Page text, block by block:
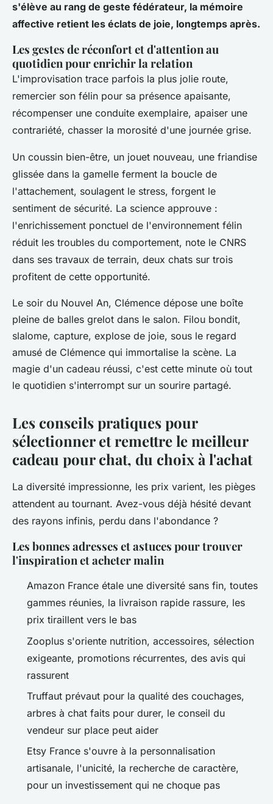
s'élève au rang de geste fédérateur, la mémoire
affective retient les éclats de joie, longtemps après.
Les gestes de réconfort et d'attention au
quotidien pour enrichir la relation
L'improvisation trace parfois la plus jolie route,
remercier son félin pour sa présence apaisante,
récompenser une conduite exemplaire, apaiser une
contrariété, chasser la morosité d'une journée grise.
Un coussin bien-être, un jouet nouveau, une friandise
glissée dans la gamelle ferment la boucle de
l'attachement, soulagent le stress, forgent le
sentiment de sécurité. La science approuve :
l'enrichissement ponctuel de l'environnement félin
réduit les troubles du comportement, note le CNRS
dans ses travaux de terrain, deux chats sur trois
profitent de cette opportunité.
Le soir du Nouvel An, Clémence dépose une boîte
pleine de balles grelot dans le salon. Filou bondit,
slalome, capture, explose de joie, sous le regard
amusé de Clémence qui immortalise la scène. La
magie d'un cadeau réussi, c'est cette minute où tout
le quotidien s'interrompt sur un sourire partagé.
Les conseils pratiques pour
sélectionner et remettre le meilleur
cadeau pour chat, du choix à l'achat
La diversité impressionne, les prix varient, les pièges
attendent au tournant. Avez-vous déjà hésité devant
des rayons infinis, perdu dans l'abondance ?
Les bonnes adresses et astuces pour trouver
l'inspiration et acheter malin
Amazon France étale une diversité sans fin, toutes
gammes réunies, la livraison rapide rassure, les
prix tiraillent vers le bas
Zooplus s'oriente nutrition, accessoires, sélection
exigeante, promotions récurrentes, des avis qui
rassurent
Truffaut prévaut pour la qualité des couchages,
arbres à chat faits pour durer, le conseil du
vendeur sur place peut aider
Etsy France s'ouvre à la personnalisation
artisanale, l'unicité, la recherche de caractère,
pour un investissement qui ne choque pas